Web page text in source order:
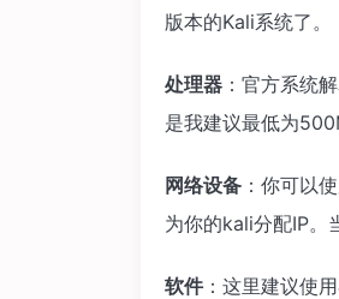
版本的Kali系统了。
处理器 ：官方系统
是我建议最低为
网络设备 ：你可以
为你的kali分配IP。
软件：这里建议使